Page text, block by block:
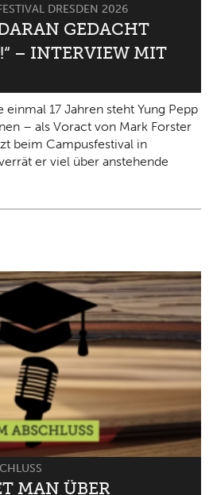
DRESDEN 2026
GEDACHT
– INTERVIEW MIT
einmal 17 Jahren steht Yung Pepp
– als Voract von Mark Forster
beim Campusfestival in
er viel über anstehende
MAN ÜBER